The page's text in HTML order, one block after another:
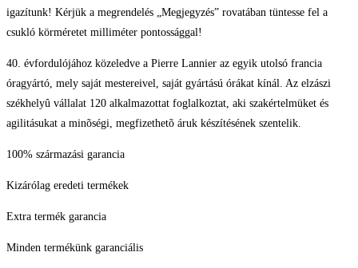
igazítunk! Kérjük a megrendelés „Megjegyzés” rovatában tüntesse fel a
csukló körméretet milliméter pontossággal!
40. évfordulójához közeledve a Pierre Lannier az egyik utolsó francia
óragyártó, mely saját mestereivel, saját gyártású órákat kínál. Az elzászi
székhelyû vállalat 120 alkalmazottat foglalkoztat, aki szakértelmüket és
agilitásukat a minõségi, megfizethetõ áruk készítésének szentelik.
100% származási garancia
Kizárólag eredeti termékek
Extra termék garancia
Minden termékünk garanciális